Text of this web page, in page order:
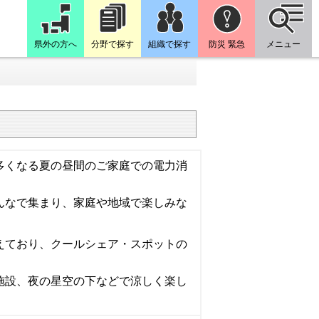
県外の方へ 分野で探す 組織で探す 防災 緊急 メニュー
なる夏の昼間のご家庭での電力消
で集まり、家庭や地域で楽しみな
おり、クールシェア・スポットの
設、夜の星空の下などで涼しく楽し